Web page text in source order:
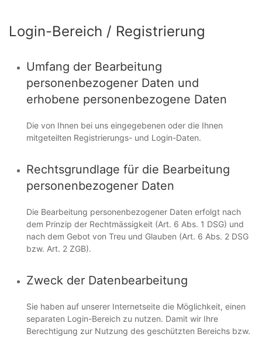
Login-Bereich / Registrierung
Umfang der Bearbeitung
personenbezogener Daten und
erhobene personenbezogene Daten
Die von Ihnen bei uns eingegebenen oder die Ihnen
mitgeteilten Registrierungs- und Login-Daten.
Rechtsgrundlage für die Bearbeitung
personenbezogener Daten
Die Bearbeitung personenbezogener Daten erfolgt nach
dem Prinzip der Rechtmässigkeit (Art. 6 Abs. 1 DSG) und
nach dem Gebot von Treu und Glauben (Art. 6 Abs. 2 DSG
bzw. Art. 2 ZGB).
Zweck der Datenbearbeitung
Sie haben auf unserer Internetseite die Möglichkeit, einen
separaten Login-Bereich zu nutzen. Damit wir Ihre
Berechtigung zur Nutzung des geschützten Bereichs bzw.